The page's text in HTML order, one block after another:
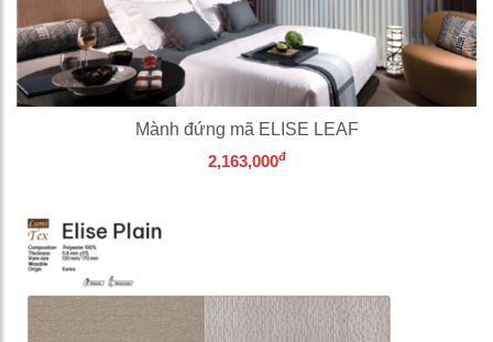
Mành đứng mã ELISE LEAF
2,163,000đ